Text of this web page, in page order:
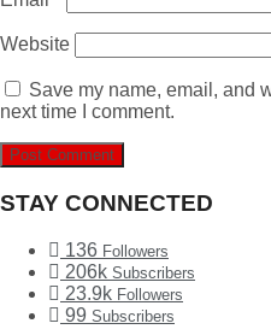
Website
Save my name, email, and
next time I comment.
STAY CONNECTED
136 Followers
206k Subscribers
23.9k Followers
99 Subscribers